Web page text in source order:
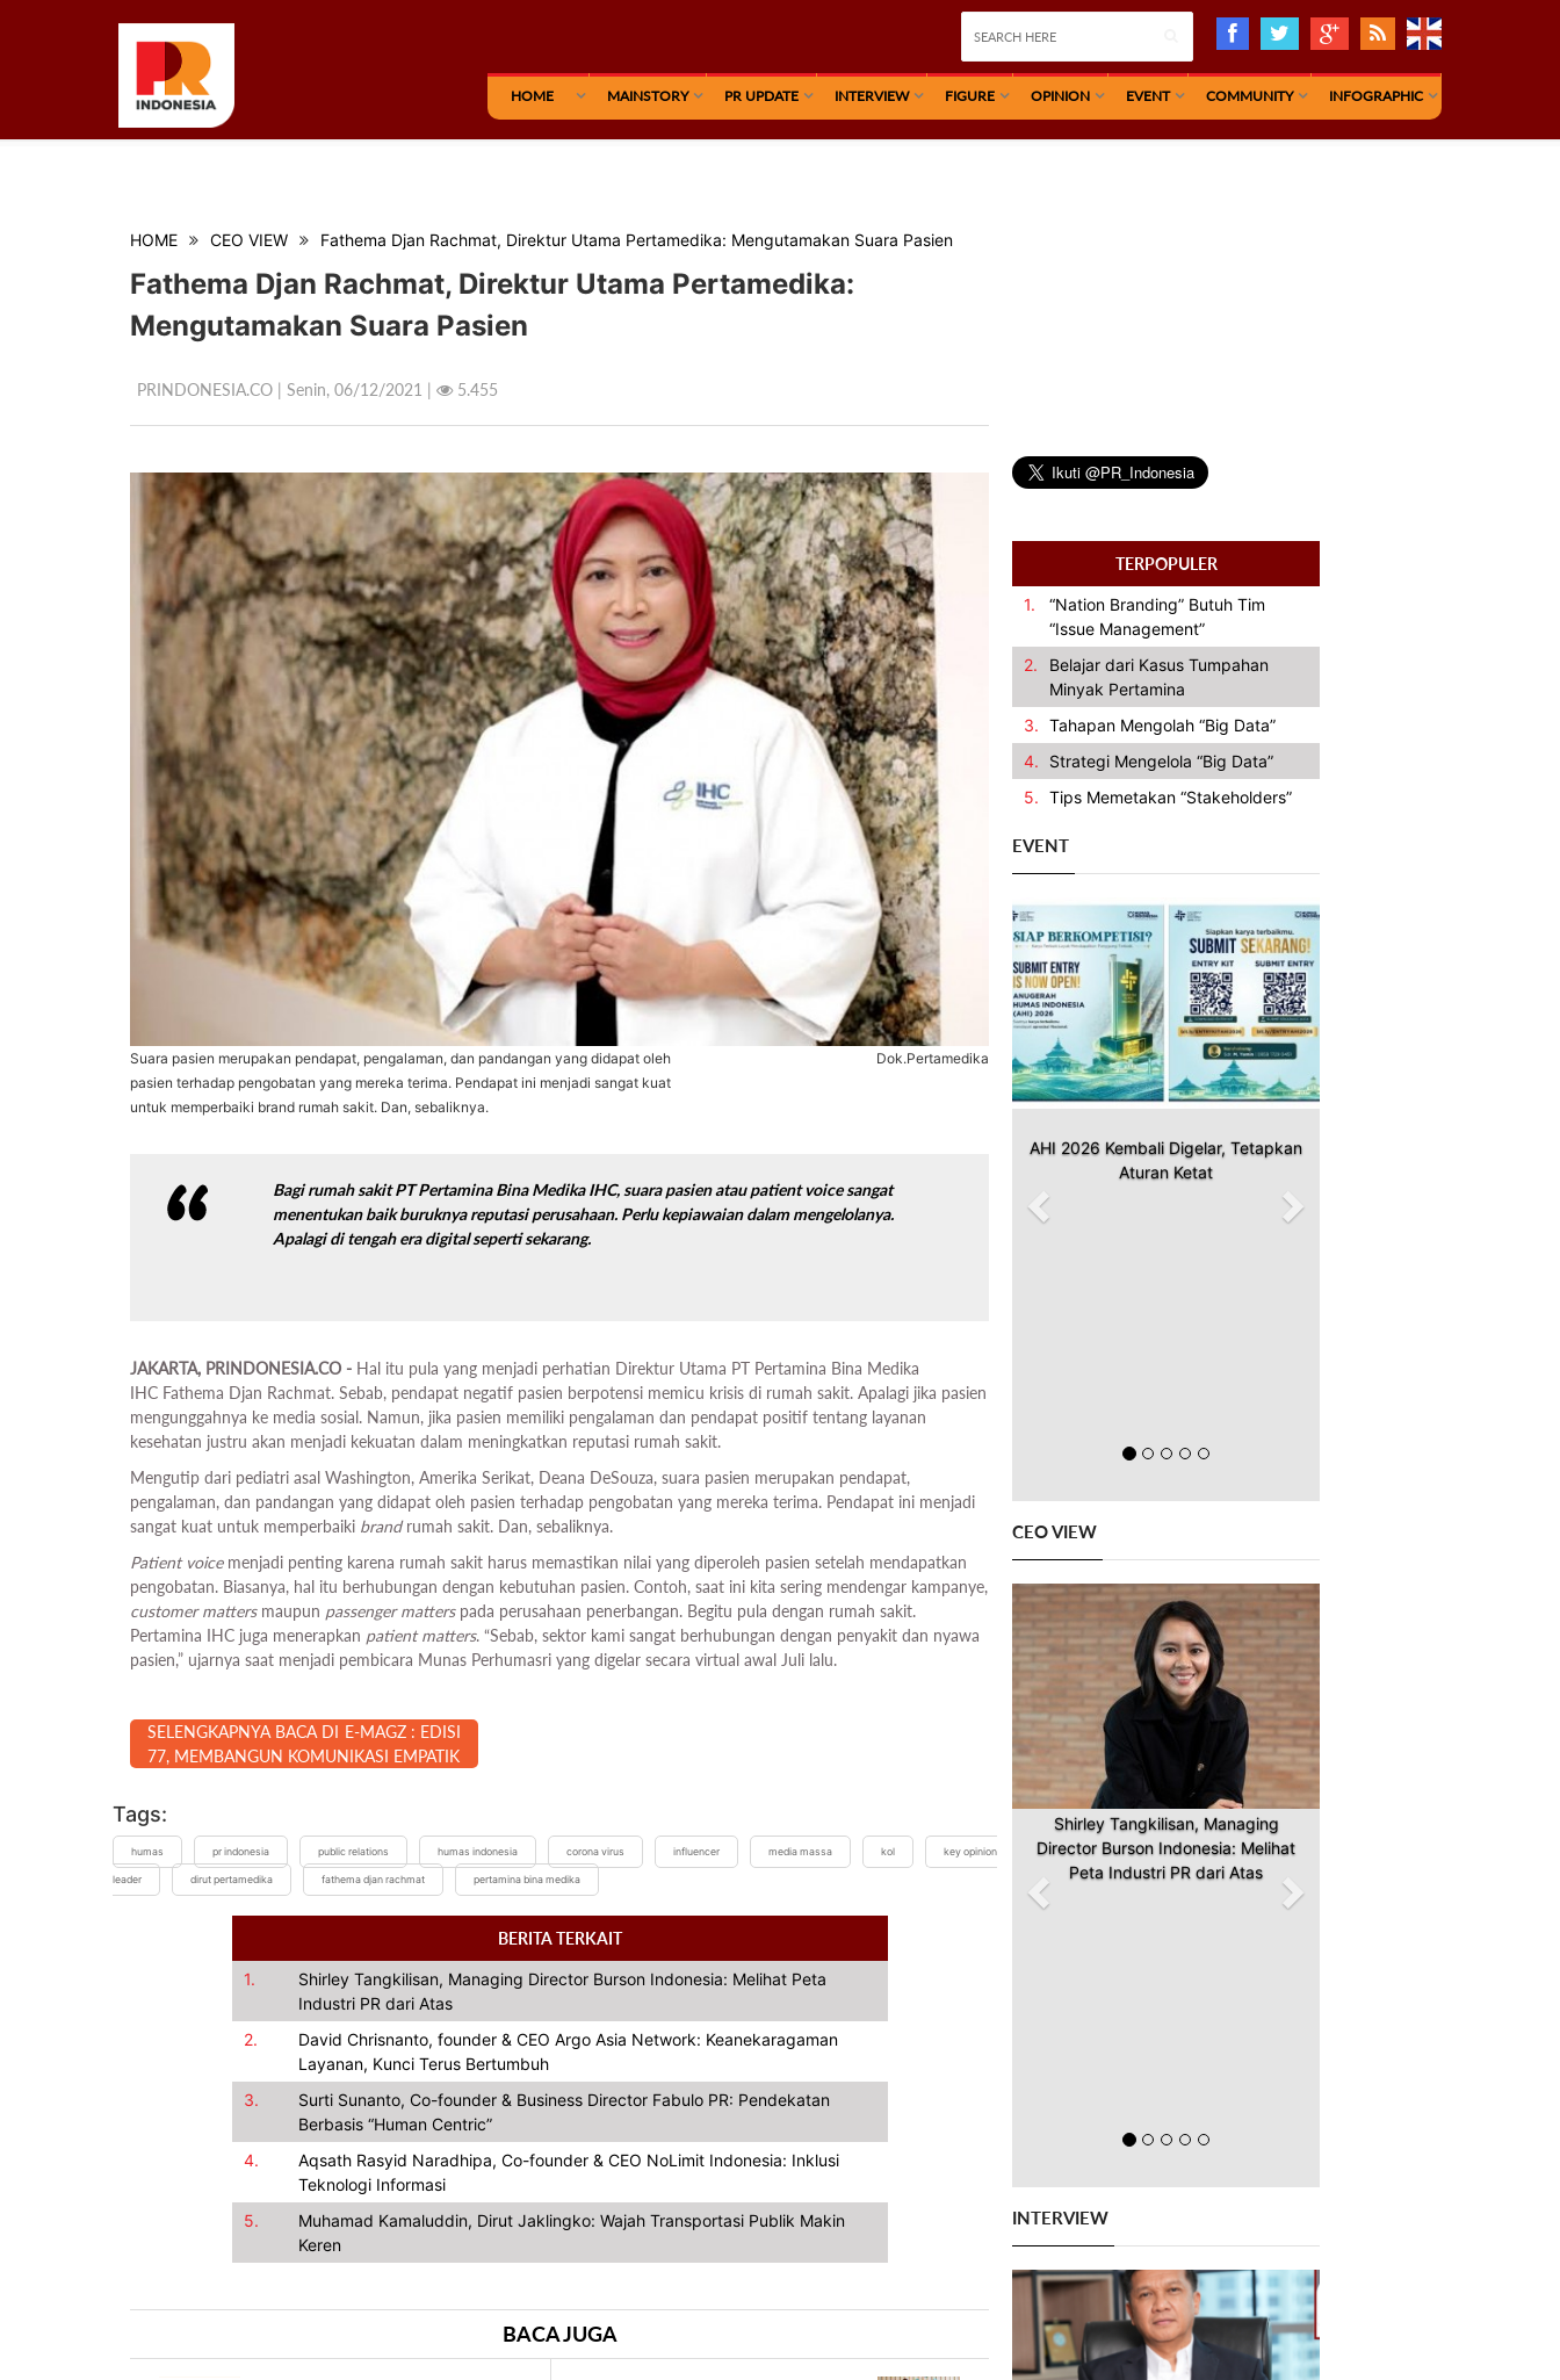
HOME MAINSTORY PR UPDATE INTERVIEW FIGURE OPINION EVENT COMMUNITY INFOGRAPHIC
HOME CEO VIEW Fathema Djan Rachmat, Direktur Utama Pertamedika: Mengutamakan Suara Pasien
Fathema Djan Rachmat, Direktur Utama Pertamedika:
Mengutamakan Suara Pasien
PRINDONESIA.CO | Senin, 06/12/2021 | 5.455
Suara pasien merupakan pendapat, pengalaman, dan pandangan yang didapat oleh
pasien terhadap pengobatan yang mereka terima. Pendapat ini menjadi sangat kuat
untuk memperbaiki brand rumah sakit. Dan, sebaliknya.
Dok.Pertamedika
Bagi rumah sakit PT Pertamina Bina Medika IHC, suara pasien ataupatient voicesangat
menentukan baik buruknya reputasi perusahaan. Perlu kepiawaian dalam mengelolanya.
Apalagi di tengah era digital seperti sekarang.
JAKARTA, PRINDONESIA.CO - Hal itu pula yang menjadi perhatian Direktur Utama PT Pertamina Bina Medika
IHC Fathema Djan Rachmat. Sebab, pendapat negatif pasien berpotensi memicu krisis di rumah sakit. Apalagi jika pasien
mengunggahnya ke media sosial. Namun, jika pasien memiliki pengalaman dan pendapat positif tentang layanan
kesehatan justru akan menjadi kekuatan dalam meningkatkan reputasi rumah sakit.
Mengutip dari pediatri asal Washington, Amerika Serikat, Deana DeSouza, suara pasien merupakan pendapat,
pengalaman, dan pandangan yang didapat oleh pasien terhadap pengobatan yang mereka terima. Pendapat ini menjadi
sangat kuat untuk memperbaiki brandrumah sakit. Dan, sebaliknya.
Patient voicemenjadi penting karena rumah sakit harus memastikan nilai yang diperoleh pasien setelah mendapatkan
pengobatan. Biasanya, hal itu berhubungan dengan kebutuhan pasien. Contoh, saat ini kita sering mendengar kampanye,
customer mattersmaupun passenger matterspada perusahaan penerbangan. Begitu pula dengan rumah sakit.
Pertamina IHC juga menerapkan patient matters. “Sebab, sektor kami sangat berhubungan dengan penyakit dan nyawa
pasien,” ujarnya saat menjadi pembicara Munas Perhumasri yang digelar secara virtual awal Juli lalu.
SELENGKAPNYA BACA DI E-MAGZ : EDISI
77, MEMBANGUN KOMUNIKASI EMPATIK
Tags:
humas pr indonesia public relations humas indonesia corona virus influencer media massa kol key opinion
leader dirut pertamedika fathema djan rachmat pertamina bina medika
BERITA TERKAIT
1.
Shirley Tangkilisan, Managing Director Burson Indonesia: Melihat Peta
Industri PR dari Atas
2.
David Chrisnanto, founder & CEO Argo Asia Network: Keanekaragaman
Layanan, Kunci Terus Bertumbuh
3.
Surti Sunanto, Co-founder & Business Director Fabulo PR: Pendekatan
Berbasis “Human Centric”
4.
Aqsath Rasyid Naradhipa, Co-founder & CEO NoLimit Indonesia: Inklusi
Teknologi Informasi
5.
Muhamad Kamaluddin, Dirut Jaklingko: Wajah Transportasi Publik Makin
Keren
BACA JUGA
TERPOPULER
1.
“Nation Branding” Butuh Tim
“Issue Management”
2.
Belajar dari Kasus Tumpahan
Minyak Pertamina
3. Tahapan Mengolah “Big Data”
4.
Strategi Mengelola “Big Data”
5. Tips Memetakan “Stakeholders”
EVENT
AHI 2026 Kembali Digelar, Tetapkan
Aturan Ketat
Previous Next
CEO VIEW
Shirley Tangkilisan, Managing
Director Burson Indonesia: Melihat
Peta Industri PR dari Atas
Previous Next
INTERVIEW
Previous Next